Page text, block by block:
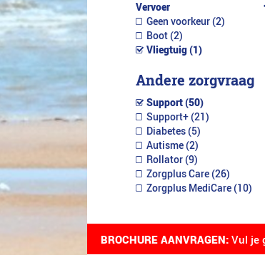
Vervoer
Geen voorkeur (2)
Boot (2)
Vliegtuig (1)
Andere zorgvraag
Support (50)
Support+ (21)
Diabetes (5)
Autisme (2)
Rollator (9)
Zorgplus Care (26)
Zorgplus MediCare (10)
BROCHURE AANVRAGEN: Vul je